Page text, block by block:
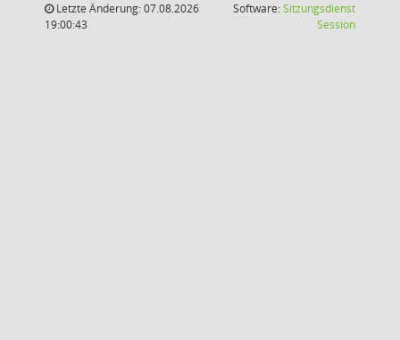
Letzte Änderung: 07.08.2026
19:00:43
Software:Sitzungsdienst
Session(Wird in